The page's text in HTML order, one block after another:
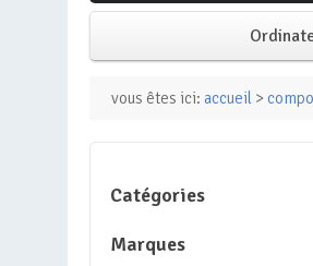
PC de bureau
Mini PC
PC Tout-en-un
vous êtes ici: accueil >
Catégories
Marques